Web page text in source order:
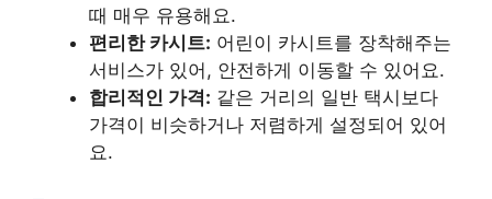
때 매우 유용해요.
편리한 카시트: 어린이 카시트를 장착해주는
서비스가 있어, 안전하게 이동할 수 있어요.
합리적인 가격: 같은 거리의 일반 택시보다
가격이 비슷하거나 저렴하게 설정되어 있어
요.